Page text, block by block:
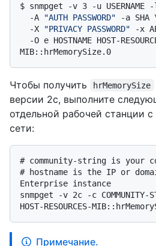
$ snmpget -v 3 -u
  -A
"AUTH PASSWORD" -a SHA
  -X
"PRIVACY PASSWORD" -x
MIB::hrMemorySize.0
Чтобы получить hrMemorySize
версии 2c, выполните
отдельной рабочей станции
сети:
# community-string is your
# hostname is the IP or
Enterprise instance
snmpget -v 2c -c COMMUNITY-
Примечание.